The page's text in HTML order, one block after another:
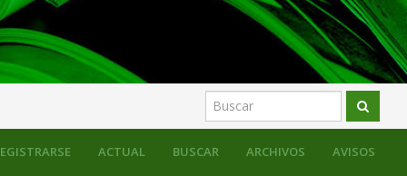
ACTUAL BUSCAR ARCHIVOS AVISOS